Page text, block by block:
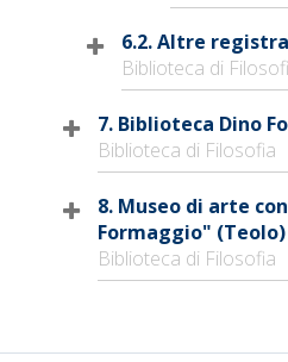
6.2. Altre
Biblioteca di
7. Biblioteca Dino
Biblioteca di Filosofia
8. Museo di arte
Formaggio" (Teolo)
Biblioteca di Filosofia